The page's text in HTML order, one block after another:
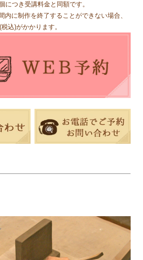
につき受講料金と同額です。
に制作を終了することができない場合、
込)がかかります。